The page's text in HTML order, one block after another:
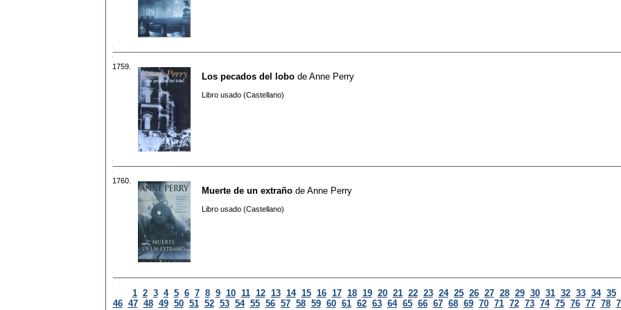
1759.
Los pecados del lobo de Anne Perry
Libro usado (Castellano)
1760.
Muerte de un extraño de Anne Perry
Libro usado (Castellano)
1 2 3 4 5 6 7 8 9 10 11 12 13 14 15 16 17 18 19 20 21 22 23 24 25 26 27 28 29 30 31 32 33 34 35
46 47 48 49 50 51 52 53 54 55 56 57 58 59 60 61 62 63 64 65 66 67 68 69 70 71 72 73 74 75 76 77 78